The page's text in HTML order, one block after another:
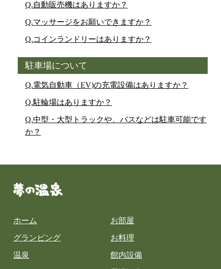
Q.自動販売機はありますか？
Q.マッサージをお願いできますか？
Q.コインランドリーはありますか？
駐車場について
Q.電気自動車（EV)の充電設備はありますか？
Q.駐輪場はありますか？
Q.中型・大型トラックや、バスなどは駐車可能です
か？
ホーム お部屋
グランピング お料理
温泉 館内設備